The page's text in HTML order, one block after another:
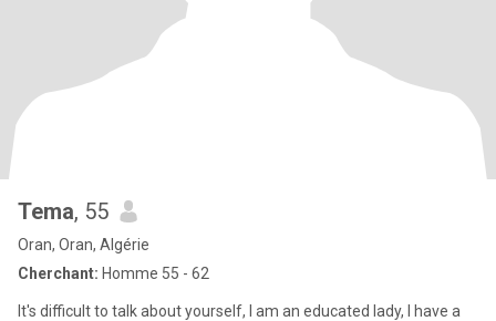
Tema, 55
Oran, Oran, Algérie
Cherchant: Homme 55 - 62
It's difficult to talk about yourself, I am an educated lady, I have a